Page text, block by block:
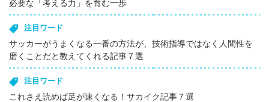
必要な「考える力」を育む一歩
注目ワード
サッカーがうまくなる一番の方法が、技術指導ではなく人間性を
磨くことだと教えてくれる記事７選
注目ワード
これさえ読めば足が速くなる！サカイク記事７選